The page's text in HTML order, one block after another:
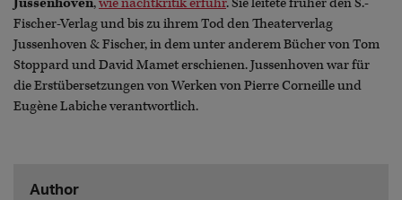
Fischer-Verlag und bis zu ihrem Tod den Theaterverlag
Jussenhoven & Fischer, in dem unter anderem Bücher von Tom
Stoppard und David Mamet erschienen. Jussenhoven war für
die Erstübersetzungen von Werken von Pierre Corneille und
Eugène Labiche verantwortlich.
Author